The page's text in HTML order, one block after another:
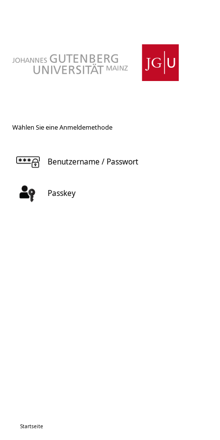
Wählen Sie eine Anmeldemethode
Benutzername / Passwort
Passkey
Startseite